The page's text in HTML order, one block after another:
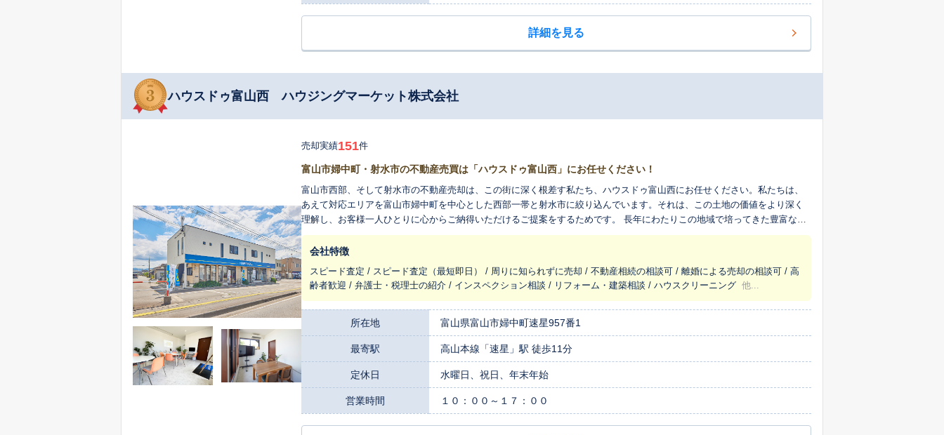
詳細を見る
ハウスドゥ富山西 ハウジングマーケット株式会社
売却実績151件
富山市婦中町・射水市の不動産売買は「ハウスドゥ富山西」にお任せください！
富山市西部、そして射水市の不動産売却は、この街に深く根差す私たち、ハウスドゥ富山西にお任せください。私たちは、
あえて対応エリアを富山市婦中町を中心とした西部一帯と射水市に絞り込んでいます。それは、この土地の価値をより深く
理解し、お客様一人ひとりに心からご納得いただけるご提案をするためです。 長年にわたりこの地域で培ってきた豊富な取
引実績や独自のつながり。そして、社員がこの街で暮らすからこそわかる日々の変化や「生の情報」。これらを活かすこと
で、データだけでは測れない土地の魅力や価値を最大限に引き出し、ご納得いただける査定価格をご提示します。特に、
が何よりも大切にしているのは「お客様を第一に考える」という姿勢です。不動産の売却は、お客様の人生にとって大きな
節目です。だからこそ、私たちは専門家である前に、良き相談相手でありたいと考えています。「こんな初歩的なことを聞
いてもいいのだろうか」といったささいなご質問やご不安にも、一つひとつ丁寧に、ご納得いただけるまで何度でもご説明
します。お客様からいただく「安心して任せられた」「話しやすい雰囲気で何でも相談できた」というお声が、私たちの何
よりの励みです。 ハウスドゥという全国的な知名度がもたらす安心感と、地元企業ならではの温かく、きめ細やかな対応。
この両方を兼ね備えているのが、私たちの大きな強みです。売却という手続きを事務的に進めるのではなく、お客様の想い
ださい。お会いできる日を心よりお待ちしております。
会社特徴
スピード査定 / スピード査定（最短即日） / 周りに知られずに売却 / 不動産相続の相談可 / 離婚による売却の相談可 / 高
齢者歓迎 / 弁護士・税理士の紹介 / インスペクション相談 / リフォーム・建築相談 / ハウスクリーニング 他...
所在地 富山県富山市婦中町速星957番1
最寄駅 高山本線「速星」駅 徒歩11分
定休日 水曜日、祝日、年末年始
営業時間 １０：００～１７：００